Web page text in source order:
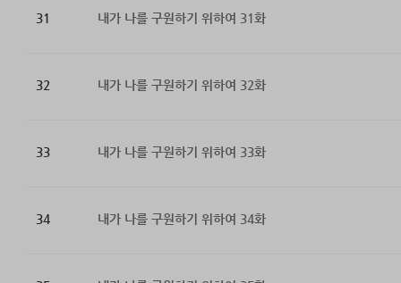
31 내가 나를 구원하기 위하여 31화
32 내가 나를 구원하기 위하여 32화
33 내가 나를 구원하기 위하여 33화
34 내가 나를 구원하기 위하여 34화